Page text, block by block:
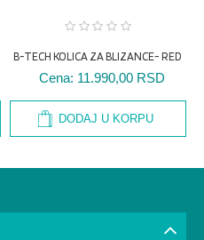
B-TECH KOLICA ZA BLIZANCE- RED
Cena: 11.990,00 RSD
DODAJ U KORPU